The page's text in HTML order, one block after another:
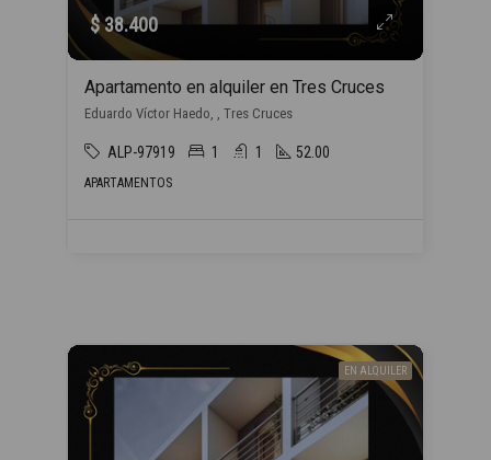
$ 38.400
Apartamento en alquiler en Tres Cruces
Eduardo Víctor Haedo, , Tres Cruces
ALP-97919 1 1 52.00
APARTAMENTOS
EN ALQUILER